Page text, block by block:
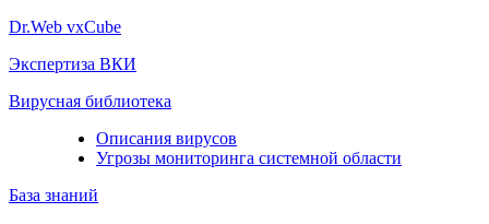
Dr.Web vxCube
Экспертиза ВКИ
Вирусная библиотека
Описания вирусов
Угрозы мониторинга системной области
База знаний